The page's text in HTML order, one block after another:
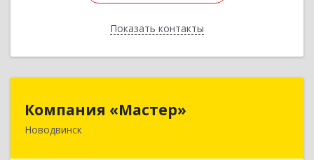
Показать контакты
Назад
Компания «Мастер»
Новодвинск164902, Архангельская обл, Новодвинск г,